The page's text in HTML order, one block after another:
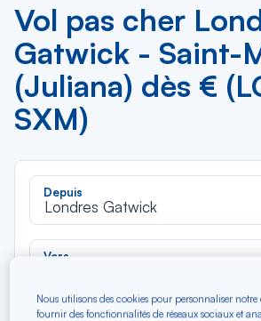
Vol pas cher
Gatwick - Saint-
(Juliana) dès €
SXM)
Depuis
Londres Gatwick
Vers
Type de trajet
Nous utilisons des cookies pour personnaliser
fournir des fonctionnalités de réseaux sociaux et